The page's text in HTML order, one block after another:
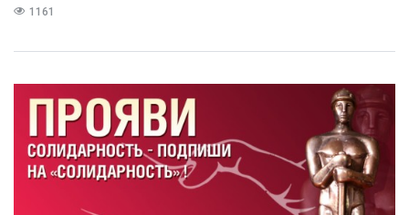
1161